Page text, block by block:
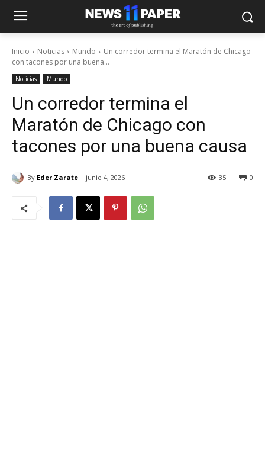
Inicio Noticias Mundo
Un corredor termina el Maratón de Chicago
con tacones por una buena...
Noticias Mundo
Un corredor termina el
Maratón de Chicago con
tacones por una buena causa
By Eder Zarate junio 4, 2026 0
35